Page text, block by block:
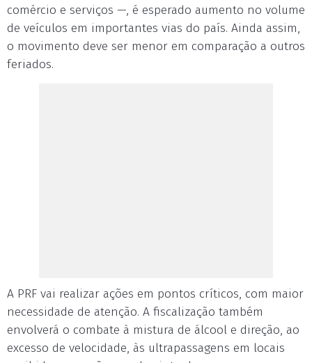
comércio e serviços —, é esperado aumento no volume
de veículos em importantes vias do país. Ainda assim,
o movimento deve ser menor em comparação a outros
feriados.
A PRF vai realizar ações em pontos críticos, com maior
necessidade de atenção. A fiscalização também
envolverá o combate à mistura de álcool e direção, ao
excesso de velocidade, às ultrapassagens em locais